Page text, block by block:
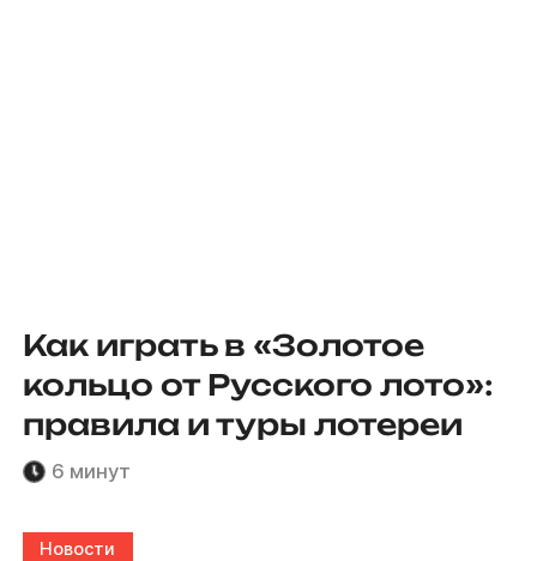
Как играть в «Золотое
кольцо от Русского лото»:
правила и туры лотереи
6 минут
Новости